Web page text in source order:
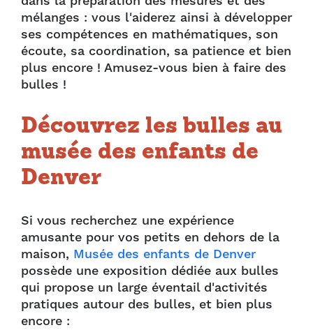
mélanges : vous l'aiderez ainsi à développer
ses compétences en mathématiques, son
écoute, sa coordination, sa patience et bien
plus encore ! Amusez-vous bien à faire des
bulles !
Découvrez les bulles au
musée des enfants de
Denver
Si vous recherchez une expérience
amusante pour vos petits en dehors de la
maison, Musée des enfants de Denver
possède une exposition dédiée aux bulles
qui propose un large éventail d'activités
pratiques autour des bulles, et bien plus
encore :